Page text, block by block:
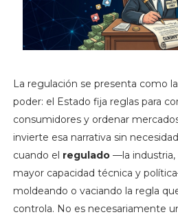
La regulación se presenta como
poder: el Estado fija reglas para
consumidores y ordenar
invierte esa narrativa sin
cuando el regulado—la industria,
mayor capacidad técnica y
moldeando o vaciando la regla
controla. No es necesariamente